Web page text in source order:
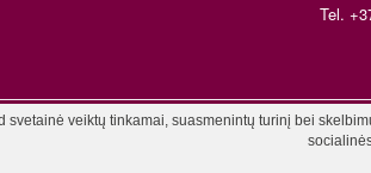
Tel.
©2026 Vilniaus
svetainė veiktų tinkamai, suasmenintų turinį bei